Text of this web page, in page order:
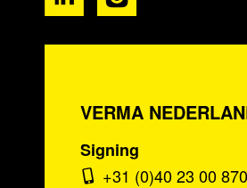
VERMA
Signing
+31 (0)40 23 00 870